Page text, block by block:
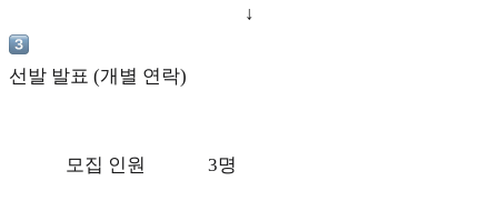
↓
선발 발표 (개별 연락)
모집 인원 3명